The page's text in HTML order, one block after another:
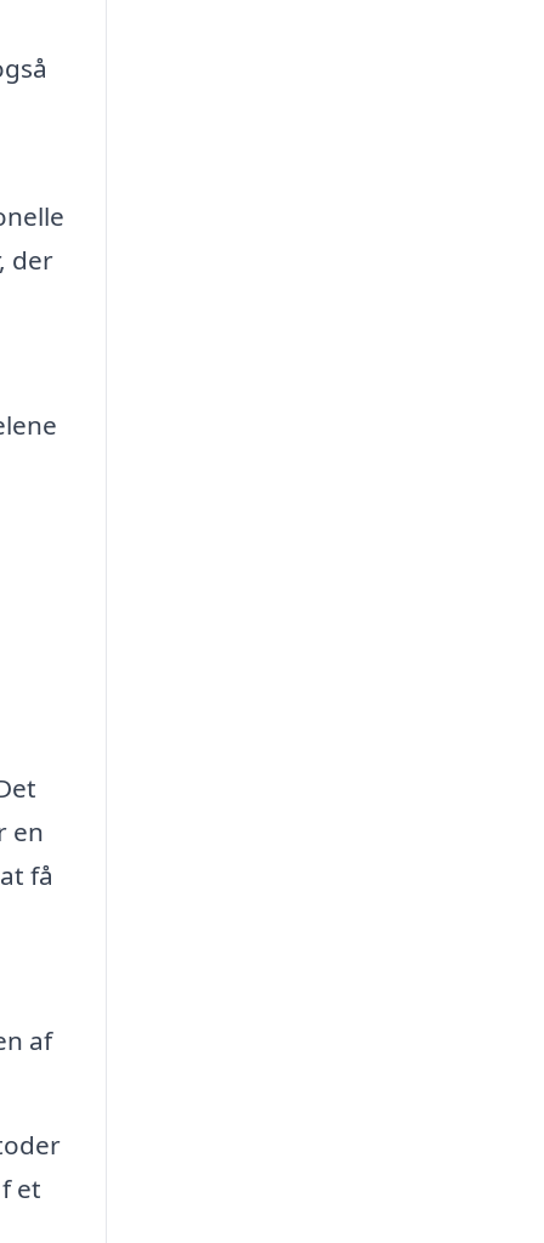
der
en
få
af
et